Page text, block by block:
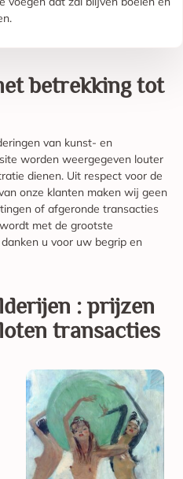
betrekking tot
van kunst- en
worden weergegeven louter
dienen. Uit respect voor de
onze klanten maken wij geen
of afgeronde transacties
met de grootste
u voor uw begrip en
: prijzen
transacties